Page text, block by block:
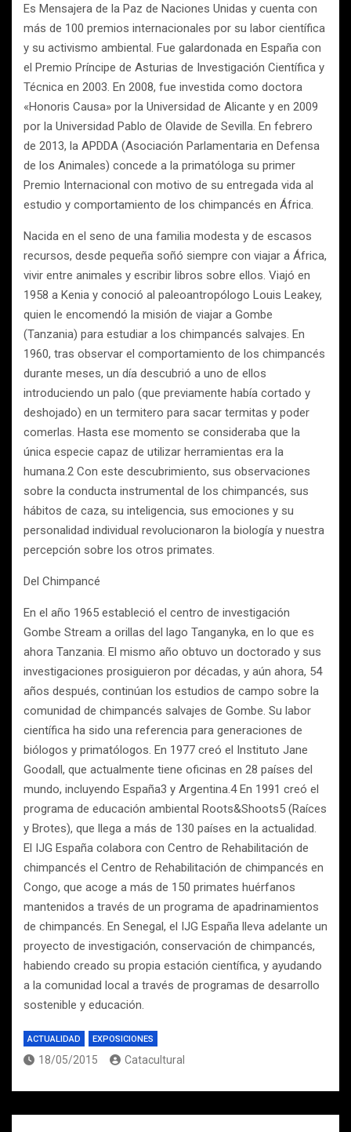
Es Mensajera de la Paz de Naciones Unidas y cuenta con
más de 100 premios internacionales por su labor científica
y su activismo ambiental. Fue galardonada en España con
el Premio Príncipe de Asturias de Investigación Científica y
Técnica en 2003. En 2008, fue investida como doctora
«Honoris Causa» por la Universidad de Alicante y en 2009
por la Universidad Pablo de Olavide de Sevilla. En febrero
de 2013, la APDDA (Asociación Parlamentaria en Defensa
de los Animales) concede a la primatóloga su primer
Premio Internacional con motivo de su entregada vida al
estudio y comportamiento de los chimpancés en África.
Nacida en el seno de una familia modesta y de escasos
recursos, desde pequeña soñó siempre con viajar a África,
vivir entre animales y escribir libros sobre ellos. Viajó en
1958 a Kenia y conoció al paleoantropólogo Louis Leakey,
quien le encomendó la misión de viajar a Gombe
(Tanzania) para estudiar a los chimpancés salvajes. En
1960, tras observar el comportamiento de los chimpancés
durante meses, un día descubrió a uno de ellos
introduciendo un palo (que previamente había cortado y
deshojado) en un termitero para sacar termitas y poder
comerlas. Hasta ese momento se consideraba que la
única especie capaz de utilizar herramientas era la
humana.2 Con este descubrimiento, sus observaciones
sobre la conducta instrumental de los chimpancés, sus
hábitos de caza, su inteligencia, sus emociones y su
personalidad individual revolucionaron la biología y nuestra
percepción sobre los otros primates.
Del Chimpancé
En el año 1965 estableció el centro de investigación
Gombe Stream a orillas del lago Tanganyka, en lo que es
ahora Tanzania. El mismo año obtuvo un doctorado y sus
investigaciones prosiguieron por décadas, y aún ahora, 54
años después, continúan los estudios de campo sobre la
comunidad de chimpancés salvajes de Gombe. Su labor
científica ha sido una referencia para generaciones de
biólogos y primatólogos. En 1977 creó el Instituto Jane
Goodall, que actualmente tiene oficinas en 28 países del
mundo, incluyendo España3 y Argentina.4 En 1991 creó el
programa de educación ambiental Roots&Shoots5 (Raíces
y Brotes), que llega a más de 130 países en la actualidad.
El IJG España colabora con Centro de Rehabilitación de
chimpancés el Centro de Rehabilitación de chimpancés en
Congo, que acoge a más de 150 primates huérfanos
mantenidos a través de un programa de apadrinamientos
de chimpancés. En Senegal, el IJG España lleva adelante un
proyecto de investigación, conservación de chimpancés,
habiendo creado su propia estación científica, y ayudando
a la comunidad local a través de programas de desarrollo
sostenible y educación.
ACTUALIDAD EXPOSICIONES
18/05/2015 Catacultural